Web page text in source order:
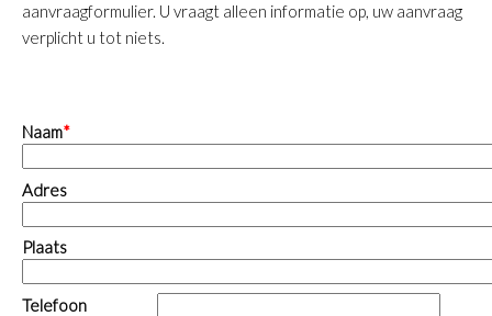
aanvraagformulier. U vraagt alleen informatie op, uw aanvraag
verplicht u tot niets.
Naam
Adres
Plaats
Telefoon